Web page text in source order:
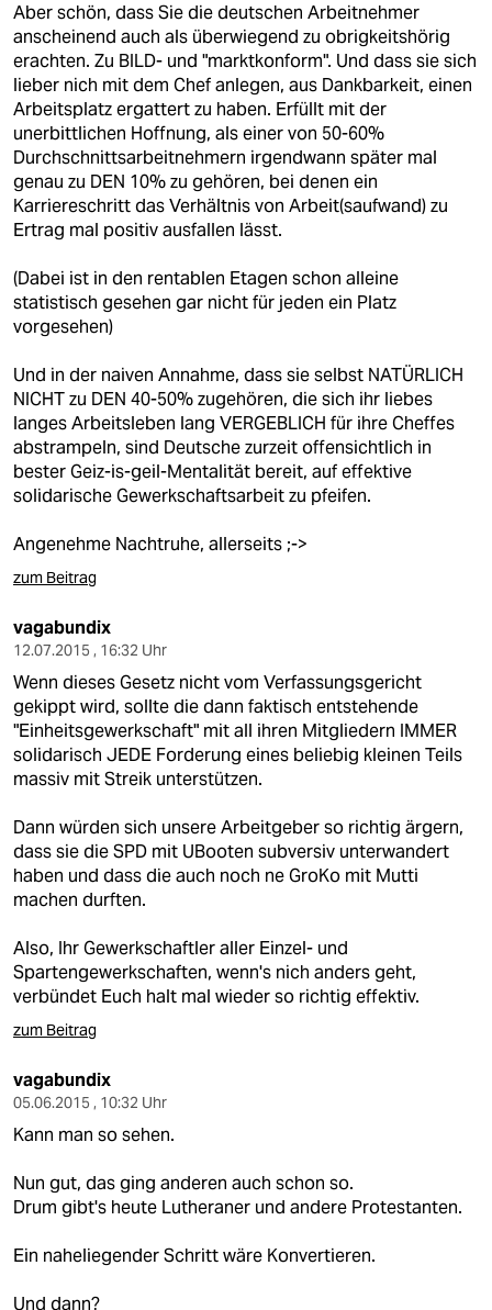
Aber schön, dass Sie die deutschen Arbeitnehmer
anscheinend auch als überwiegend zu obrigkeitshörig
erachten. Zu BILD- und "marktkonform". Und dass sie sich
lieber nich mit dem Chef anlegen, aus Dankbarkeit, einen
Arbeitsplatz ergattert zu haben. Erfüllt mit der
unerbittlichen Hoffnung, als einer von 50-60%
Durchschnittsarbeitnehmern irgendwann später mal
genau zu DEN 10% zu gehören, bei denen ein
Karriereschritt das Verhältnis von Arbeit(saufwand) zu
Ertrag mal positiv ausfallen lässt.
(Dabei ist in den rentablen Etagen schon alleine
statistisch gesehen gar nicht für jeden ein Platz
vorgesehen)
Und in der naiven Annahme, dass sie selbst NATÜRLICH
NICHT zu DEN 40-50% zugehören, die sich ihr liebes
langes Arbeitsleben lang VERGEBLICH für ihre Cheffes
abstrampeln, sind Deutsche zurzeit offensichtlich in
bester Geiz-is-geil-Mentalität bereit, auf effektive
solidarische Gewerkschaftsarbeit zu pfeifen.
Angenehme Nachtruhe, allerseits ;->
zum Beitrag
vagabundix
12.07.2015 , 16:32 Uhr
Wenn dieses Gesetz nicht vom Verfassungsgericht
gekippt wird, sollte die dann faktisch entstehende
"Einheitsgewerkschaft" mit all ihren Mitgliedern IMMER
solidarisch JEDE Forderung eines beliebig kleinen Teils
massiv mit Streik unterstützen.
Dann würden sich unsere Arbeitgeber so richtig ärgern,
dass sie die SPD mit UBooten subversiv unterwandert
haben und dass die auch noch ne GroKo mit Mutti
machen durften.
Also, Ihr Gewerkschaftler aller Einzel- und
Spartengewerkschaften, wenn's nich anders geht,
verbündet Euch halt mal wieder so richtig effektiv.
zum Beitrag
vagabundix
05.06.2015 , 10:32 Uhr
Kann man so sehen.
Nun gut, das ging anderen auch schon so.
Drum gibt's heute Lutheraner und andere Protestanten.
Ein naheliegender Schritt wäre Konvertieren.
Und dann?